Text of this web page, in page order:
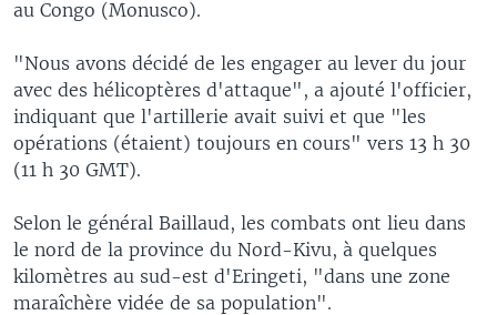
au Congo (Monusco).
"Nous avons décidé de les engager au lever du jour
avec des hélicoptères d'attaque", a ajouté l'officier,
indiquant que l'artillerie avait suivi et que "les
opérations (étaient) toujours en cours" vers 13 h 30
(11 h 30 GMT).
Selon le général Baillaud, les combats ont lieu dans
le nord de la province du Nord-Kivu, à quelques
kilomètres au sud-est d'Eringeti, "dans une zone
maraîchère vidée de sa population".